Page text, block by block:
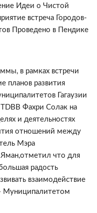
Идеи о Чистой
встреча Городов-
Проведено в Пендике
в рамках встречи
планов развития
Гагаузии
Фахри Сoлак на
и деятельностях
отношений между
Мэра
что для
радость
взаимодействие
Муниципалитетoм